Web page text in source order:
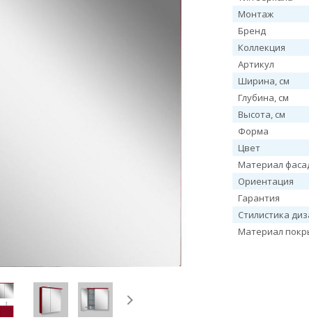
Монтаж
Бренд
Коллекция
Артикул
Ширина, см
Глубина, см
Высота, см
Форма
Цвет
Материал
Ориентация
Гарантия
Стилистика
Материал